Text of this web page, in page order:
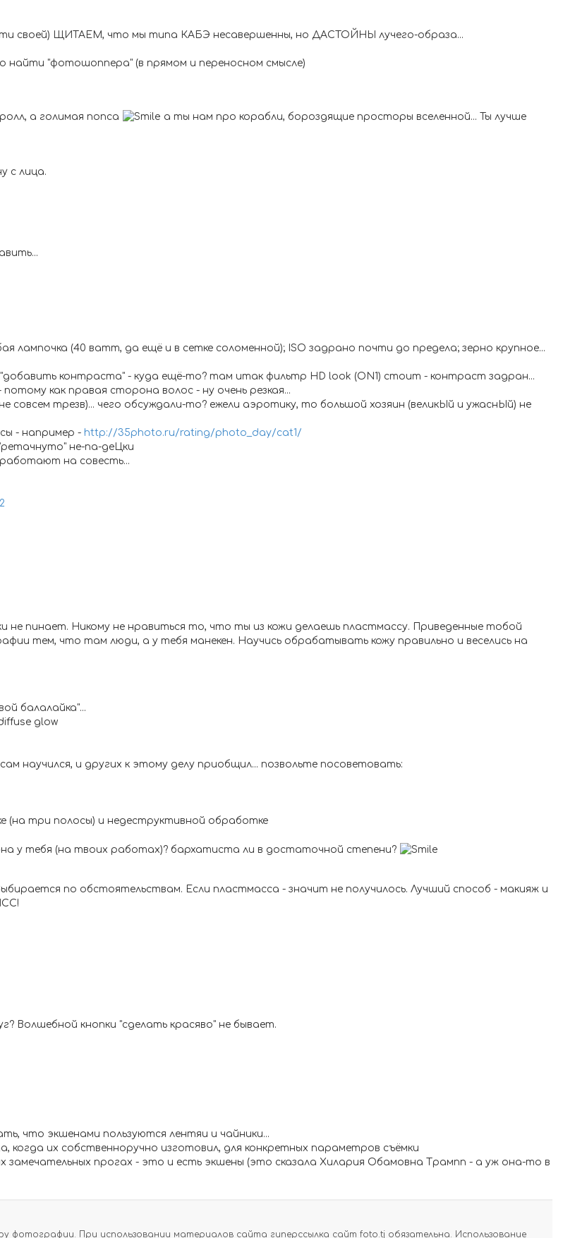
своей) ЩИТАЕМ, что мы типа КАБЭ несавершенны, но ДАСТОЙНЫ лучего-образа...
найти "фотошоппера" (в прямом и переносном смысле)
а голимая попса
а ты нам про корабли, бороздящие просторы вселенной... Ты лучше
с лица.
лампочка (40 ватт, да ещё и в сетке соломенной); ISO задрано почти до предела; зерно крупное...
контраста" - куда ещё-то? там итак фильтр HD look (ON1) стоит - контраст задран...
как правая сторона волос - ну очень резкая...
совсем трезв)... чего обсуждали-то? ежели аэротику, то большой хозяин (великЫй и ужаснЫй) не
- например - http://35photo.ru/rating/photo_day/cat1/
не-па-деЦки
на совесть...
пинает. Никому не нравиться то, что ты из кожи делаешь пластмассу. Приведенные тобой
тем, что там люди, а у тебя манекен. Научись обрабатывать кожу правильно и веселись на
балалайка"...
glow
научился, и других к этому делу приобщил... позвольте посоветовать:
(на три полосы) и недеструктивной обработке
у тебя (на твоих работах)? бархатиста ли в достаточной степени?
по обстоятельствам. Если пластмасса - значит не получилось. Лучший способ - макияж и
Волшебной кнопки "сделать красяво" не бывает.
что экшенами пользуются лентяи и чайники...
когда их собственноручно изготовил, для конкретных параметров съёмки
прогах - это и есть экшены (это сказала Хилария Обамовна Трампп - а уж она-то в
При использовании материалов сайта гиперссылка сайт foto.tj обязательна. Использование